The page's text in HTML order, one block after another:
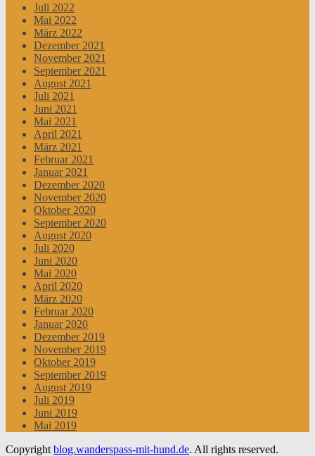
Juli 2022
Mai 2022
März 2022
Dezember 2021
November 2021
September 2021
August 2021
Juli 2021
Juni 2021
Mai 2021
April 2021
März 2021
Februar 2021
Januar 2021
Dezember 2020
November 2020
Oktober 2020
September 2020
August 2020
Juli 2020
Juni 2020
Mai 2020
April 2020
März 2020
Februar 2020
Januar 2020
Dezember 2019
November 2019
Oktober 2019
September 2019
August 2019
Juli 2019
Juni 2019
Mai 2019
Copyright blog.wanderspass-mit-hund.de. All rights reserved.